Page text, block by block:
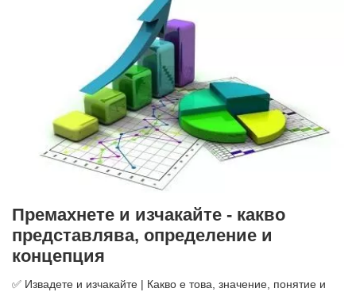
Премахнете и изчакайте - какво
представлява, определение и
концепция
✅ Извадете и изчакайте | Какво е това, значение, понятие и